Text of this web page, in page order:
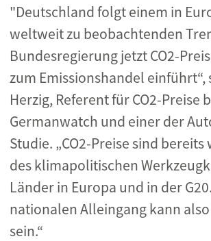
"Deutschland folgt einem in
weltweit zu beobachtenden
Bundesregierung jetzt CO2-
zum Emissionshandel einführt“,
Herzig, Referent für CO2-Preise
Germanwatch und einer der
Studie. „CO2-Preise sind
des klimapolitischen
Länder in Europa und in der
nationalen Alleingang kann
sein.“